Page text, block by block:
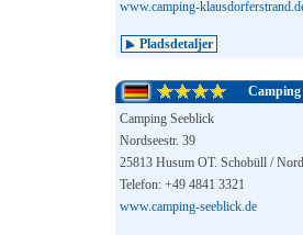
www.camping-
Pladsdetaljer
Camping
Camping Seeblick
Nordseestr. 39
25813 Husum OT. Schobüll /
Telefon: +49 4841 3321
www.camping-seeblick.de